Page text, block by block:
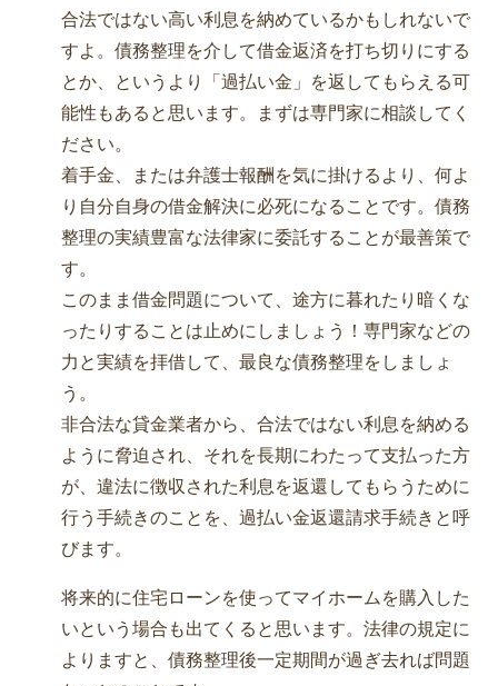
合法ではない高い利息を納めているかもしれないで
すよ。債務整理を介して借金返済を打ち切りにする
とか、というより「過払い金」を返してもらえる可
能性もあると思います。まずは専門家に相談してく
ださい。
着手金、または弁護士報酬を気に掛けるより、何よ
り自分自身の借金解決に必死になることです。債務
整理の実績豊富な法律家に委託することが最善策で
す。
このまま借金問題について、途方に暮れたり暗くな
ったりすることは止めにしましょう！専門家などの
力と実績を拝借して、最良な債務整理をしましょ
う。
非合法な貸金業者から、合法ではない利息を納める
ように脅迫され、それを長期にわたって支払った方
が、違法に徴収された利息を返還してもらうために
行う手続きのことを、過払い金返還請求手続きと呼
びます。
将来的に住宅ローンを使ってマイホームを購入した
いという場合も出てくると思います。法律の規定に
よりますと、債務整理後一定期間が過ぎ去れば問題